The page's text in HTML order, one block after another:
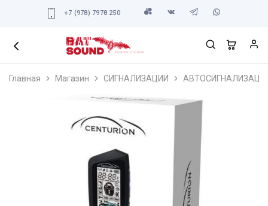
+7 (978) 7978 250
Главная Магазин СИГНАЛИЗАЦИИ